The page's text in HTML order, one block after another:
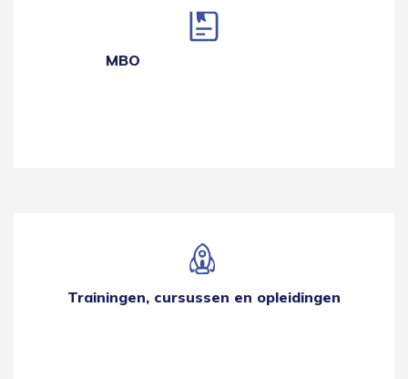
MBO
Trainingen, cursussen en opleidingen